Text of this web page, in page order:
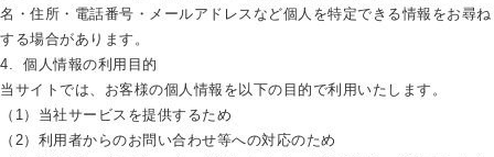
名・住所・電話番号・メールアドレスなど個人を特定できる情報をお尋ね
する場合があります。
4. 個人情報の利用目的
当サイトでは、お客様の個人情報を以下の目的で利用いたします。
（1）当社サービスを提供するため
（2）利用者からのお問い合わせ等への対応のため